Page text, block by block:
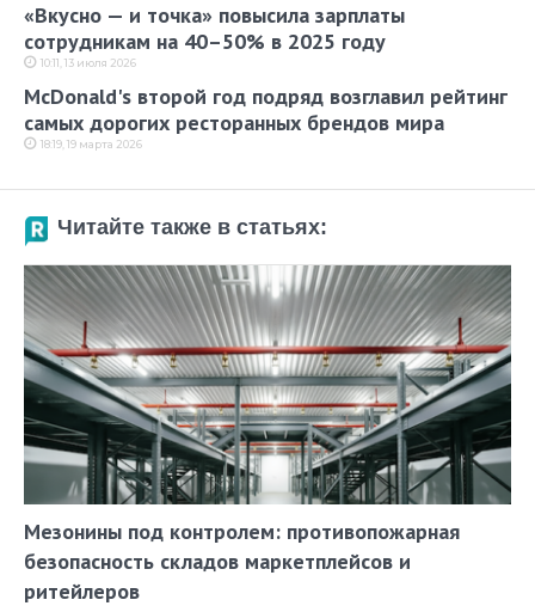
«Вкусно — и точка» повысила зарплаты
сотрудникам на 40–50% в 2025 году
10:11, 13 июля 2026
McDonald's второй год подряд возглавил рейтинг
самых дорогих ресторанных брендов мира
18:19, 19 марта 2026
Читайте также в статьях:
Мезонины под контролем: противопожарная
безопасность складов маркетплейсов и
ритейлеров